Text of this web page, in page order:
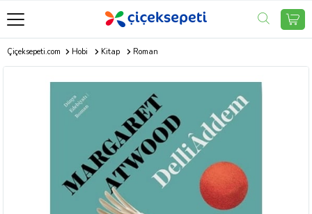
Çiçeksepeti.com Hobi Kitap Roman